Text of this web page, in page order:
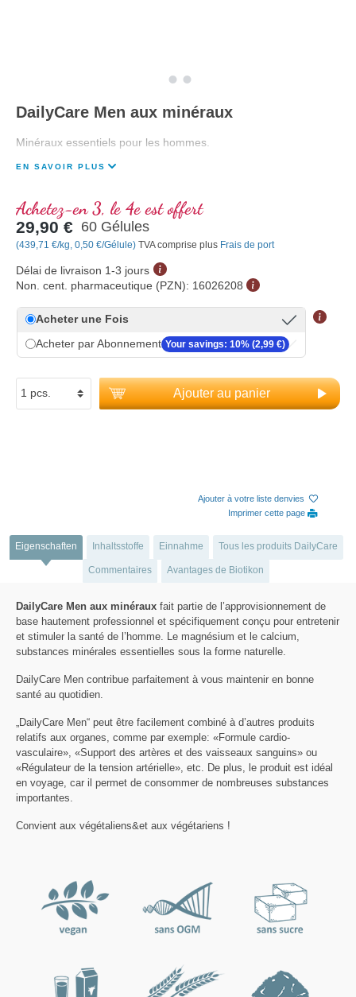
DailyCare Men aux minéraux
Minéraux essentiels pour les hommes.
EN SAVOIR PLUS
Achetez-en 3, le 4e est offert
29,90 € 60 Gélules
(439,71 €/kg, 0,50 €/Gélule) TVA comprise plus Frais de port
Délai de livraison 1-3 jours
Non. cent. pharmaceutique (PZN): 16026208
Acheter une Fois
Acheter par Abonnement Your savings: 10% (2,99 €)
Ajouter au panier
Ajouter à votre liste denvies
Imprimer cette page
Eigenschaften Inhaltsstoffe Einnahme Tous les produits DailyCare
Commentaires Avantages de Biotikon
DailyCare Men aux minéraux fait partie de l’approvisionnement de
base hautement professionnel et spécifiquement conçu pour entretenir
et stimuler la santé de l’homme. Le magnésium et le calcium,
substances minérales essentielles sous la forme naturelle.
DailyCare Men contribue parfaitement à vous maintenir en bonne
santé au quotidien.
„DailyCare Men“ peut être facilement combiné à d’autres produits
relatifs aux organes, comme par exemple: «Formule cardio-
vasculaire», «Support des artères et des vaisseaux sanguins» ou
«Régulateur de la tension artérielle», etc. De plus, le produit est idéal
en voyage, car il permet de consommer de nombreuses substances
importantes.
Convient aux végétaliens&et aux végétariens !